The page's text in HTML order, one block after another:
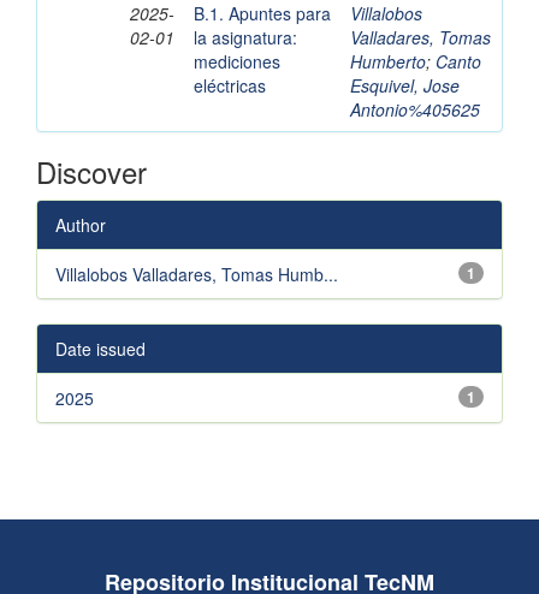
2025-
02-01
B.1. Apuntes para
la asignatura:
mediciones
eléctricas
Villalobos
Valladares, Tomas
Humberto; Canto
Esquivel, Jose
Antonio%405625
Discover
Author
1
Villalobos Valladares, Tomas Humb...
Date issued
1
2025
Repositorio Institucional TecNM